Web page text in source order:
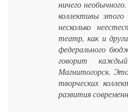
ничего
коллективы
несколько
театр, как и
федерального
говорит
Магнитогорск.
творческих
развития